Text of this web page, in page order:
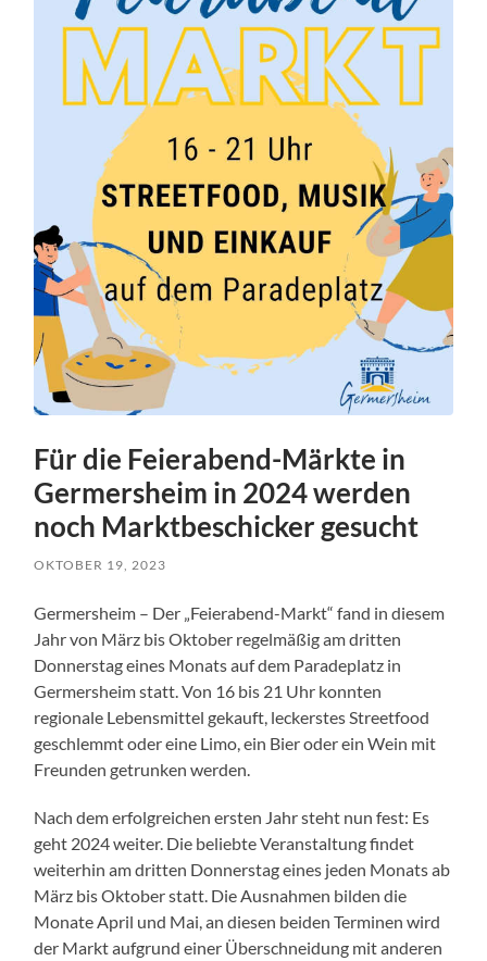
Für die Feierabend-Märkte in
Germersheim in 2024 werden
noch Marktbeschicker gesucht
OKTOBER 19, 2023
Germersheim – Der „Feierabend-Markt“ fand in diesem
Jahr von März bis Oktober regelmäßig am dritten
Donnerstag eines Monats auf dem Paradeplatz in
Germersheim statt. Von 16 bis 21 Uhr konnten
regionale Lebensmittel gekauft, leckerstes Streetfood
geschlemmt oder eine Limo, ein Bier oder ein Wein mit
Freunden getrunken werden.
Nach dem erfolgreichen ersten Jahr steht nun fest: Es
geht 2024 weiter. Die beliebte Veranstaltung findet
weiterhin am dritten Donnerstag eines jeden Monats ab
März bis Oktober statt. Die Ausnahmen bilden die
Monate April und Mai, an diesen beiden Terminen wird
der Markt aufgrund einer Überschneidung mit anderen